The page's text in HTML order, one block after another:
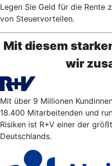
Legen Sie Geld für die Rente
von Steuervorteilen.
Mit diesem
wir
Mit über 9 Millionen
18.400 Mitarbeitenden und
Risiken ist R+V einer der
Deutschlands.